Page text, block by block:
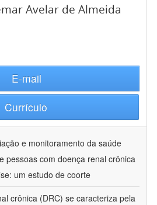
Avelar de Almeida
E-mail
Currículo
e monitoramento da saúde
pessoas com doença renal crônica
um estudo de coorte
crônica (DRC) se caracteriza pela